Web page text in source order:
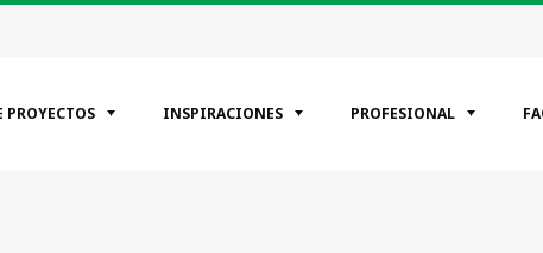
PROYECTOS INSPIRACIONES PROFESIONAL